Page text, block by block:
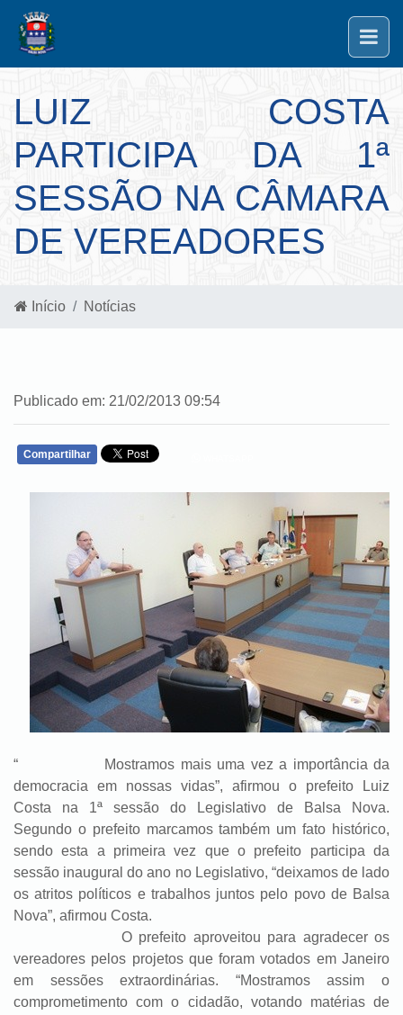
LUIZ COSTA
PARTICIPA DA 1ª
SESSÃO NA CÂMARA
DE VEREADORES
Início Notícias
Publicado em: 21/02/2013 09:54
Compartilhar
“ Mostramos mais uma vez a importância da
democracia em nossas vidas”, afirmou o prefeito Luiz
Costa na 1ª sessão do Legislativo de Balsa Nova.
Segundo o prefeito marcamos também um fato histórico,
sendo esta a primeira vez que o prefeito participa da
sessão inaugural do ano no Legislativo, “deixamos de lado
os atritos políticos e trabalhos juntos pelo povo de Balsa
Nova”, afirmou Costa.
O prefeito aproveitou para agradecer os
vereadores pelos projetos que foram votados em Janeiro
em sessões extraordinárias. “Mostramos assim o
comprometimento com o cidadão, votando matérias de